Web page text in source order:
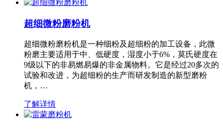
超细微粉磨粉机
超细微粉磨粉机是一种细粉及超细粉的加工设备，此微
粉磨主要适用于中、低硬度，湿度小于6%，莫氏硬度在
9级以下的非易燃易爆的非金属物料。它是经过20多次的
试验和改进，为超细粉的生产而研发制造的新型磨粉
机，…
了解详情